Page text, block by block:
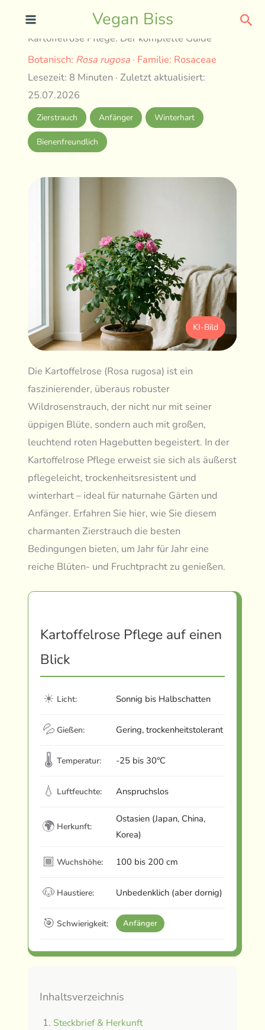
content
Vegan Biss
Kartoffelrose Pflege: Der komplette Guide
Botanisch: Rosa rugosa · Familie: Rosaceae
Lesezeit: 8 Minuten · Zuletzt aktualisiert:
25.07.2026
Zierstrauch Anfänger Winterhart
Bienenfreundlich
KI-Bild
Die Kartoffelrose (Rosa rugosa) ist ein
faszinierender, überaus robuster
Wildrosenstrauch, der nicht nur mit seiner
üppigen Blüte, sondern auch mit großen,
leuchtend roten Hagebutten begeistert. In der
Kartoffelrose Pflege erweist sie sich als äußerst
pflegeleicht, trockenheitsresistent und
winterhart – ideal für naturnahe Gärten und
Anfänger. Erfahren Sie hier, wie Sie diesem
charmanten Zierstrauch die besten
Bedingungen bieten, um Jahr für Jahr eine
reiche Blüten- und Fruchtpracht zu genießen.
Kartoffelrose Pflege auf einen
Blick
☀ Licht: Sonnig bis Halbschatten
💦 Gießen: Gering, trockenheitstolerant
🌡 Temperatur: -25 bis 30°C
💧 Luftfeuchte: Anspruchslos
🌍 Herkunft:
Ostasien (Japan, China,
Korea)
🏾 Wuchshöhe: 100 bis 200 cm
🐶 Haustiere: Unbedenklich (aber dornig)
🎯 Schwierigkeit: Anfänger
Inhaltsverzeichnis
Steckbrief & Herkunft